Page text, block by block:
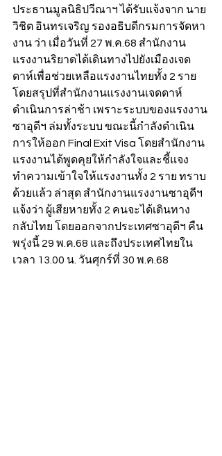
ประธานมูลนิธิปวีณาฯ ได้รับแจ้งจาก นาย
วิชิต อินทรเจริญ รองอธิบดีกรมการจัดหา
งาน ว่า เมื่อวันที่ 27 พ.ค.68 สำนักงาน
แรงงานริยาดได้เดินทางไปยังเมืองเจด
ดาห์เพื่อช่วยเหลือแรงงานไทยทั้ง 2 ราย
โดยสรุปที่สำนักงานแรงงานเจดดาห์
ดำเนินการล่าช้า เพราะระบบของแรงงาน
ซาอุดีฯ ล่มทั้งระบบ ขณะนี้กำลังดำเนิน
การให้ออก Final Exit Visa โดยสำนักงาน
แรงงานได้พูดคุยให้กำลังใจและชี้แจง
ทำความเข้าใจให้แรงงานทั้ง 2 ราย ทราบ
ด้วยแล้ว ล่าสุด สำนักงานแรงงานซาอุดีฯ
แจ้งว่า ผู้เสียหายทั้ง 2 คนจะได้เดินทาง
กลับไทย โดยออกจากประเทศซาอุดีฯ คืน
พรุ่งนี้ 29 พ.ค.68 และถึงประเทศไทยใน
เวลา 13.00 น. วันศุกร์ที่ 30 พ.ค.68